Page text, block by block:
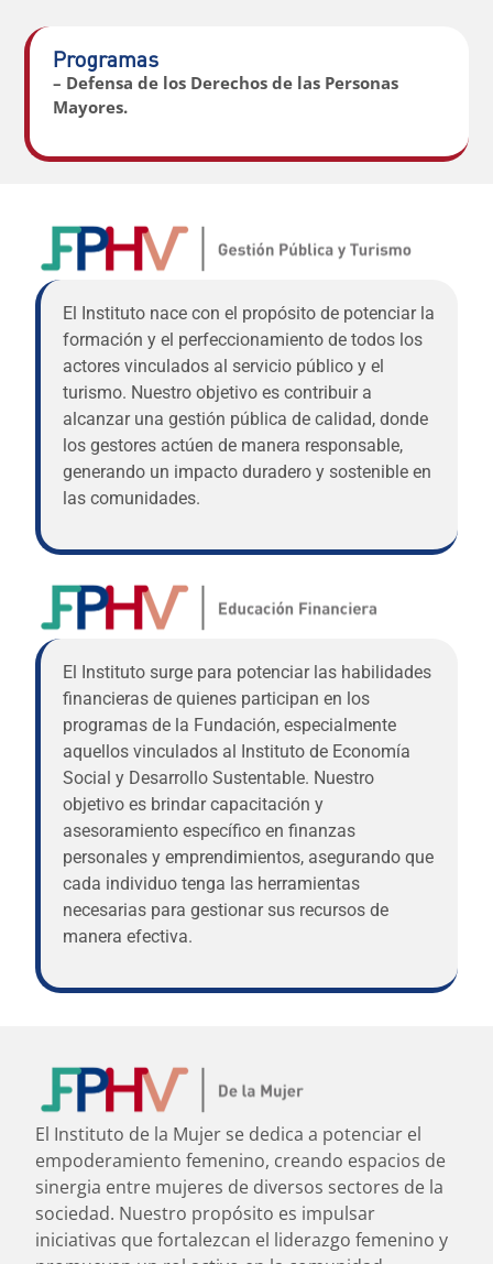
Programas
– Defensa de los Derechos de las Personas
Mayores.
El Instituto nace con el propósito de potenciar la
formación y el perfeccionamiento de todos los
actores vinculados al servicio público y el
turismo. Nuestro objetivo es contribuir a
alcanzar una gestión pública de calidad, donde
los gestores actúen de manera responsable,
generando un impacto duradero y sostenible en
las comunidades.
El Instituto surge para potenciar las habilidades
financieras de quienes participan en los
programas de la Fundación, especialmente
aquellos vinculados al Instituto de Economía
Social y Desarrollo Sustentable. Nuestro
objetivo es brindar capacitación y
asesoramiento específico en finanzas
personales y emprendimientos, asegurando que
cada individuo tenga las herramientas
necesarias para gestionar sus recursos de
manera efectiva.
El Instituto de la Mujer se dedica a potenciar el
empoderamiento femenino, creando espacios de
sinergia entre mujeres de diversos sectores de la
sociedad. Nuestro propósito es impulsar
iniciativas que fortalezcan el liderazgo femenino y